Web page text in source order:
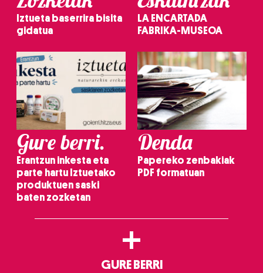
Iztueta baserrira bisita
gidatua
LA ENCARTADA
FABRIKA-MUSEOA
Gure berri.
Erantzun inkesta eta
parte hartu Iztuetako
produktuen saski
baten zozketan
Denda
Papereko zenbakiak
PDF formatuan
+
GURE BERRI